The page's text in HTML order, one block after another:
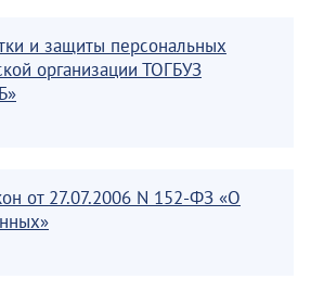
и защиты персональных
организации ТОГБУЗ
от 27.07.2006 N 152-ФЗ «О